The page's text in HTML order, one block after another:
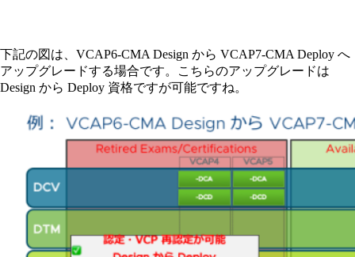
下記の図は、VCAP6-CMA Design から VCAP7-CMA Deploy へ
アップグレードする場合です。こちらのアップグレードは
Design から Deploy 資格ですが可能ですね。